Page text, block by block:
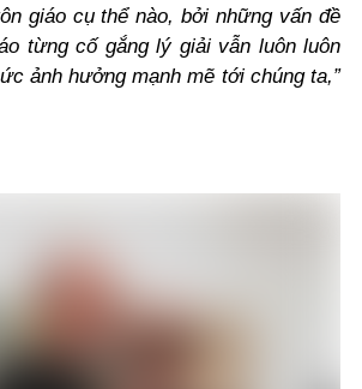
giáo cụ thể nào, bởi những vấn đề
từng cố gắng lý giải vẫn luôn luôn
ảnh hưởng mạnh mẽ tới chúng ta,”